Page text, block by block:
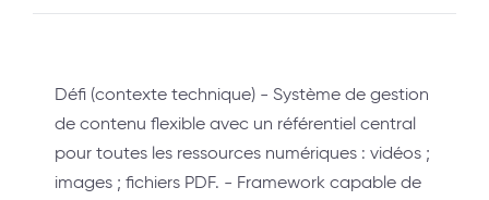
Défi (contexte technique) - Système de gestion
de contenu flexible avec un référentiel central
pour toutes les ressources numériques : vidéos ;
images ; fichiers PDF. - Framework capable de